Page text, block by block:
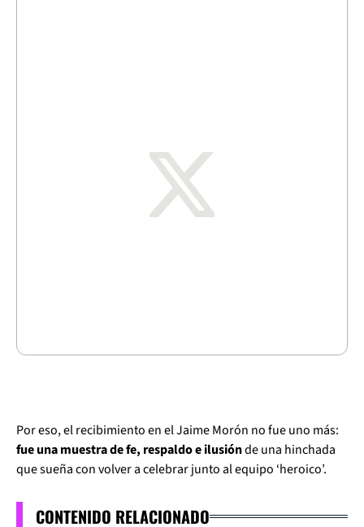
Por eso, el recibimiento en el Jaime Morón no fue uno más:
fue una muestra de fe, respaldo e ilusiónde una hinchada
que sueña con volver a celebrar junto al equipo ‘heroico’.
CONTENIDO RELACIONADO